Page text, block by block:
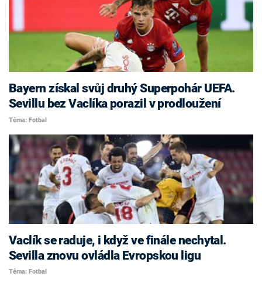
Bayern získal svůj druhý Superpohár UEFA.
Sevillu bez Vaclíka porazil v prodloužení
Téma: Fotbal
Vaclík se raduje, i když ve finále nechytal.
Sevilla znovu ovládla Evropskou ligu
Téma: Fotbal